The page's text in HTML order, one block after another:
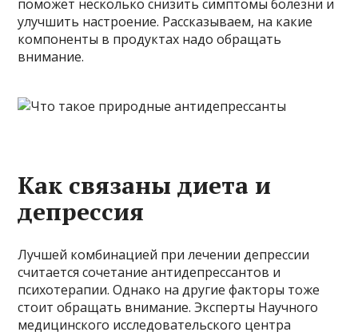
поможет несколько снизить симптомы болезни и
улучшить настроение. Рассказываем, на какие
компоненты в продуктах надо обращать
внимание.
Как связаны диета и
депрессия
Лучшей комбинацией при лечении депрессии
считается сочетание антидепрессантов и
психотерапии. Однако на другие факторы тоже
стоит обращать внимание. Эксперты Научного
медицинского исследовательского центра